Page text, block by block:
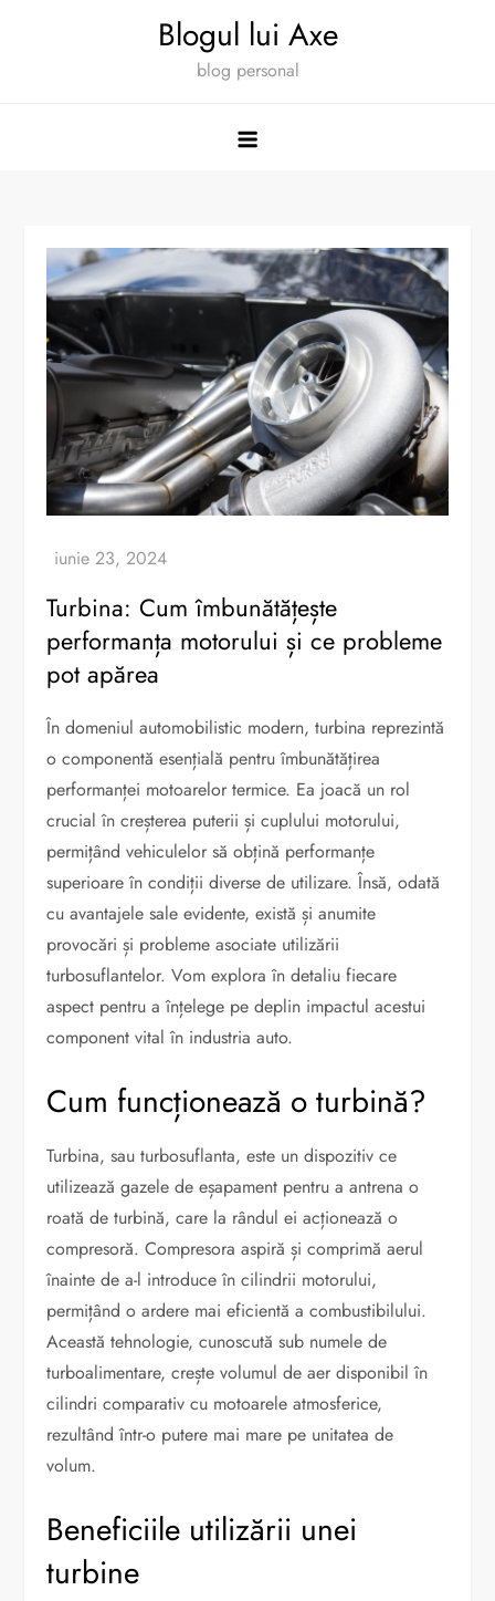
Blogul lui Axe
blog personal
Turbina: Cum îmbunătățește
performanța motorului și ce probleme
pot apărea
În domeniul automobilistic modern, turbina reprezintă
o componentă esențială pentru îmbunătățirea
performanței motoarelor termice. Ea joacă un rol
crucial în creșterea puterii și cuplului motorului,
permițând vehiculelor să obțină performanțe
superioare în condiții diverse de utilizare. Însă, odată
cu avantajele sale evidente, există și anumite
provocări și probleme asociate utilizării
turbosuflantelor. Vom explora în detaliu fiecare
aspect pentru a înțelege pe deplin impactul acestui
component vital în industria auto.
Cum funcționează o turbină?
Turbina, sau turbosuflanta, este un dispozitiv ce
utilizează gazele de eșapament pentru a antrena o
roată de turbină, care la rândul ei acționează o
compresoră. Compresora aspiră și comprimă aerul
înainte de a-l introduce în cilindrii motorului,
permițând o ardere mai eficientă a combustibilului.
Această tehnologie, cunoscută sub numele de
turboalimentare, crește volumul de aer disponibil în
cilindri comparativ cu motoarele atmosferice,
rezultând într-o putere mai mare pe unitatea de
volum.
Beneficiile utilizării unei
turbine